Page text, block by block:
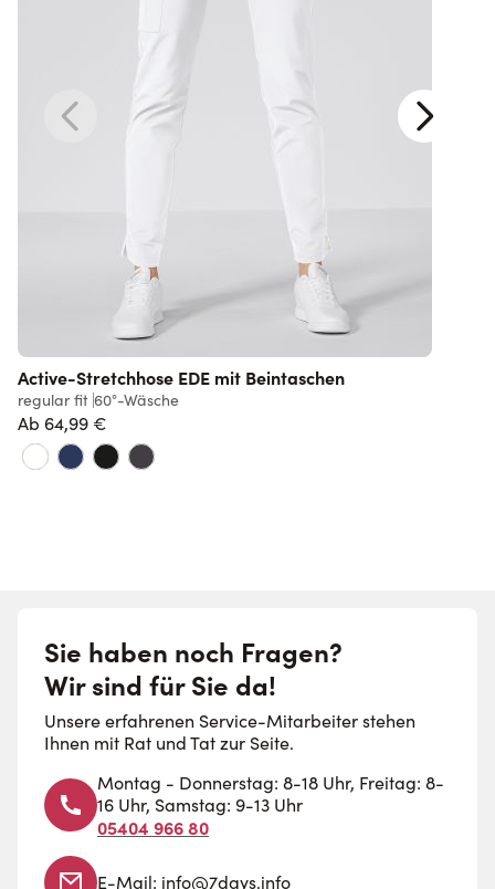
Active-Stretchhose EDE mit Beintaschen
regular fit 60°-Wäsche
Ab 64,99 €
Sie haben noch Fragen?
Wir sind für Sie da!
Unsere erfahrenen Service-Mitarbeiter stehen
Ihnen mit Rat und Tat zur Seite.
Montag - Donnerstag: 8-18 Uhr, Freitag: 8-
16 Uhr, Samstag: 9-13 Uhr
05404 966 80
E-Mail: info@7days.info